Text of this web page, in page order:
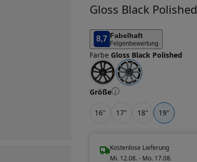
Gloss Black Polished
8,7 Fabelhaft
Felgenbewertung
Farbe Gloss Black Polished
Größe
16" 17" 18" 19"
Kostenlose Lieferung
Mi. 12.08. - Mo. 17.08.